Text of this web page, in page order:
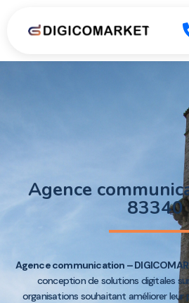
Agence
83340
Agence communication –
conception de solutions digitales
organisations souhaitant améliorer leur